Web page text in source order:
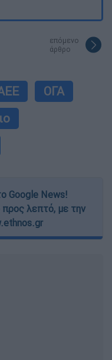
επόμενο
άρθρο
ΟΓΑ
Google News!
προς λεπτό, με την